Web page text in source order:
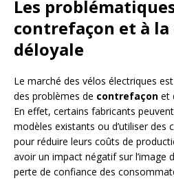
Les
contrefaçon et à
déloyale
Le marché des vélos électriques
des problèmes de contrefaçon et
En effet, certains fabricants
modèles existants ou d’utiliser
pour réduire leurs coûts de
avoir un impact négatif sur l’image
perte de confiance des